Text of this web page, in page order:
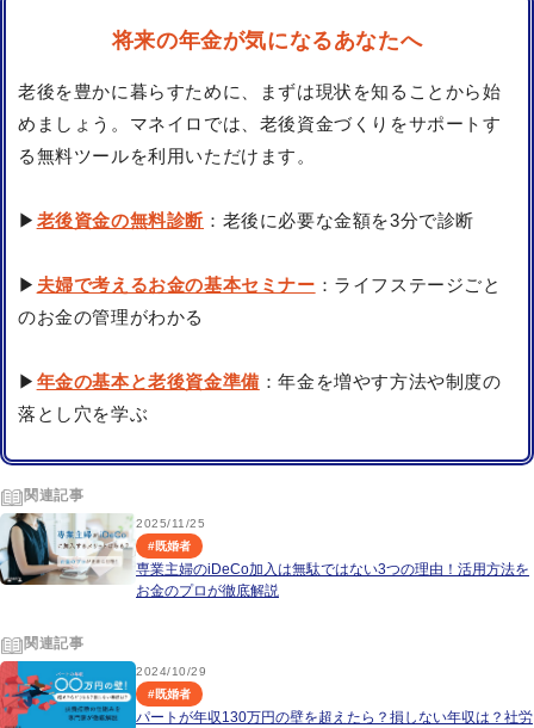
将来の年金が気になるあなたへ
老後を豊かに暮らすために、まずは現状を知ることから始
めましょう。マネイロでは、老後資金づくりをサポートす
る無料ツールを利用いただけます。
▶ 老後資金の無料診断 ：老後に必要な金額を3分で診断
▶ 夫婦で考えるお金の基本セミナー ：ライフステージごと
のお金の管理がわかる
▶ 年金の基本と老後資金準備 ：年金を増やす方法や制度の
落とし穴を学ぶ
関連記事
2025/11/25
#既婚者
専業主婦のiDeCo加入は無駄ではない3つの理由！活用方法を
お金のプロが徹底解説
関連記事
2024/10/29
#既婚者
パートが年収130万円の壁を超えたら？損しない年収は？社労